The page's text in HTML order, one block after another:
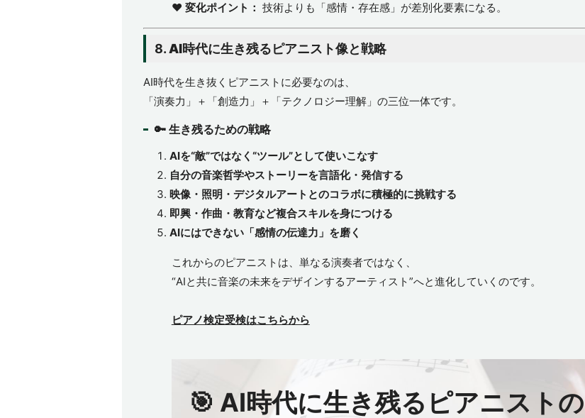
❤️ 変化ポイント： 技術よりも「感情・存在感」が差別化要素になる。
8. AI時代に生き残るピアニスト像と戦略
AI時代を生き抜くピアニストに必要なのは、
「演奏力」＋「創造力」＋「テクノロジー理解」の三位一体です。
🔑 生き残るための戦略
AIを“敵”ではなく“ツール”として使いこなす
自分の音楽哲学やストーリーを言語化・発信する
映像・照明・デジタルアートとのコラボに積極的に挑戦する
即興・作曲・教育など複合スキルを身につける
AIにはできない「感情の伝達力」を磨く
これからのピアニストは、単なる演奏者ではなく、
“AIと共に音楽の未来をデザインするアーティスト”へと進化していくのです。
ピアノ検定受検はこちらから
🎯 AI時代に生き残るピアニストの